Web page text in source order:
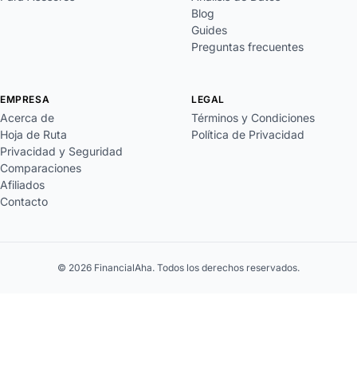
Blog
Guides
Preguntas frecuentes
EMPRESA
Acerca de
Hoja de Ruta
Privacidad y Seguridad
Comparaciones
Afiliados
Contacto
LEGAL
Términos y Condiciones
Política de Privacidad
© 2026 FinancialAha. Todos los derechos reservados.